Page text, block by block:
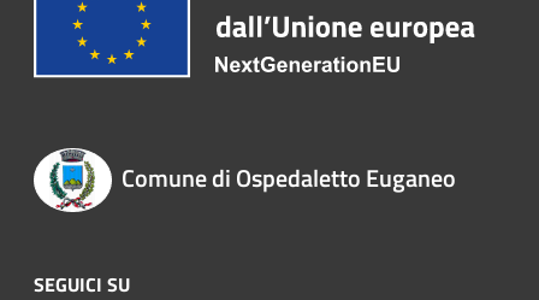
Comune di Ospedaletto Euganeo
SEGUICI SU